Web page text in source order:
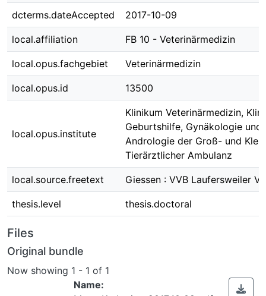
dcterms.dateAccepted 2017-10-09
local.affiliation FB 10 - Veterinärmedizin
local.opus.fachgebiet Veterinärmedizin
local.opus.id 13500
local.opus.institute
Klinikum Veterinärmedizin,
Geburtshilfe, Gynäkologie und
Andrologie der Groß- und
Tierärztlicher Ambulanz
local.source.freetext Giessen : VVB Laufersweiler
thesis.level thesis.doctoral
Files
Original bundle
Now showing 1 - 1 of 1
Name: